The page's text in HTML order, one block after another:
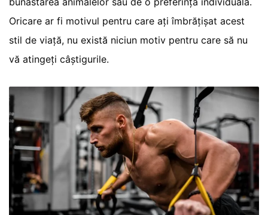
Oricare ar fi motivul pentru care ați îmbrățișat acest
stil de viață, nu există niciun motiv pentru care să nu
vă atingeți câștigurile.